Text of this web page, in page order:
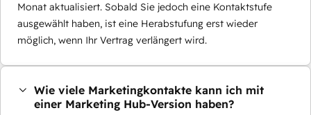
Monat aktualisiert. Sobald Sie jedoch eine Kontaktstufe
ausgewählt haben, ist eine Herabstufung erst wieder
möglich, wenn Ihr Vertrag verlängert wird.
Wie viele Marketingkontakte kann ich mit
einer Marketing Hub-Version haben?